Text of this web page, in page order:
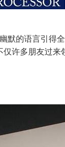
的语言引得
许多朋友过